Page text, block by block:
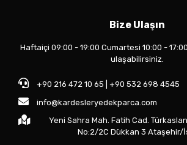
Bize Ulaşın
Haftaiçi 09:00 - 19:00 Cumartesi 10:00 -
ulaşabilirsiniz.
+90 216 472 10 65 | +90 532 698 4545
info@kardesleryedekparca.com
Yeni Sahra Mah. Fatih Cad.
No:2/2C Dükkan 3 Ataşehir/